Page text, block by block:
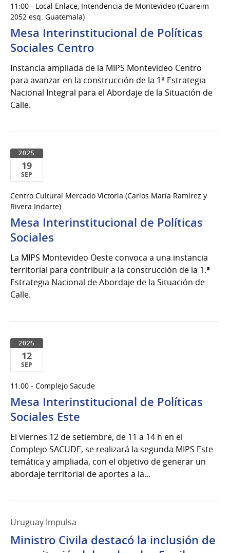
de
Oct
del
2025
11:00 - Local Enlace, Intendencia de Montevideo (Cuareim
2052 esq. Guatemala)
Mesa Interinstitucional de Políticas
Sociales Centro
Instancia ampliada de la MIPS Montevideo Centro
para avanzar en la construcción de la 1ª Estrategia
Nacional Integral para el Abordaje de la Situación de
Calle.
2025
19
SEP
de
Sep
del
2025
Centro Cultural Mercado Victoria (Carlos María Ramírez y
Rivera Indarte)
Mesa Interinstitucional de Políticas
Sociales
La MIPS Montevideo Oeste convoca a una instancia
territorial para contribuir a la construcción de la 1.ª
Estrategia Nacional de Abordaje de la Situación de
Calle.
2025
12
SEP
de
Sep
del
11:00 - Complejo Sacude
Mesa Interinstitucional de Políticas
Sociales Este
El viernes 12 de setiembre, de 11 a 14 h en el
Complejo SACUDE, se realizará la segunda MIPS Este
temática y ampliada, con el objetivo de generar un
abordaje territorial de aportes a la...
Uruguay Impulsa
Ministro Civila destacó la inclusión de